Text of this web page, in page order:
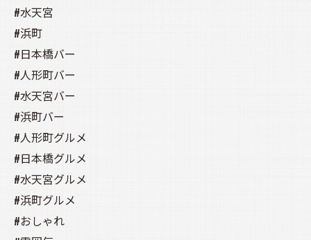
#水天宮
#浜町
#日本橋バー
#人形町バー
#水天宮バー
#浜町バー
#人形町グルメ
#日本橋グルメ
#水天宮グルメ
#浜町グルメ
#おしゃれ